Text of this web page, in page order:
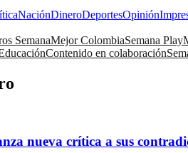
NaciónDineroDeportesOpinión
SemanaMejor ColombiaSemana Play
Contenido en colaboración
nueva crítica a sus